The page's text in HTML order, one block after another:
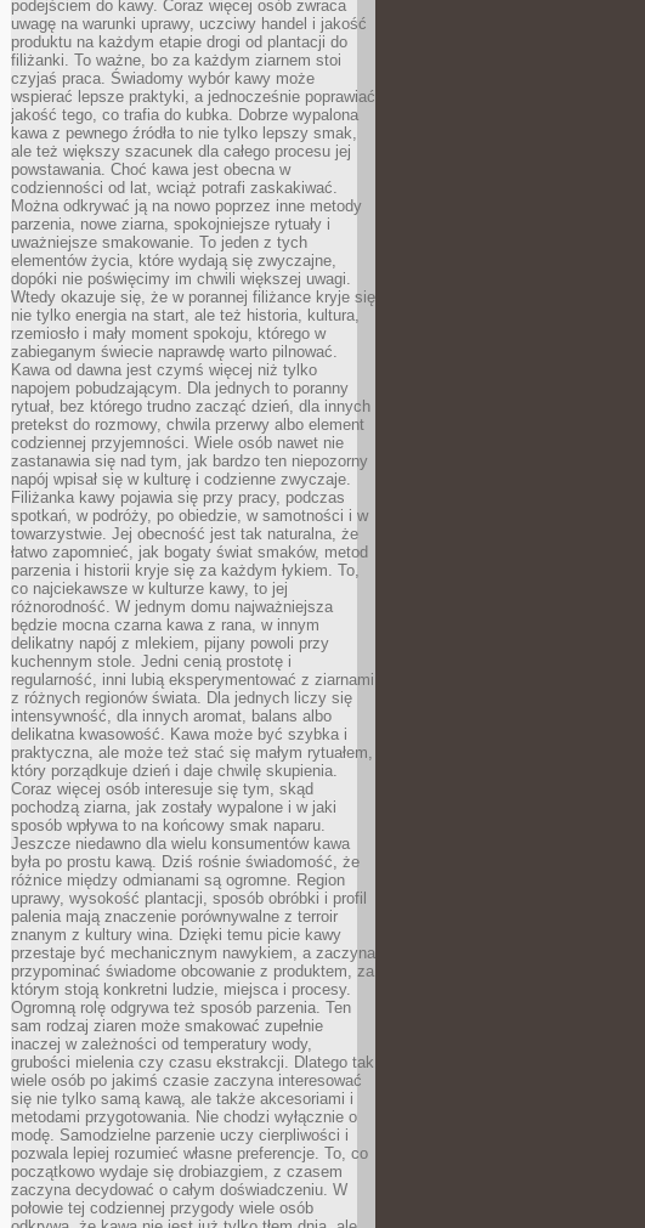
podejściem do kawy. Coraz więcej osób zwraca
uwagę na warunki uprawy, uczciwy handel i jakość
produktu na każdym etapie drogi od plantacji do
filiżanki. To ważne, bo za każdym ziarnem stoi
czyjaś praca. Świadomy wybór kawy może
wspierać lepsze praktyki, a jednocześnie poprawiać
jakość tego, co trafia do kubka. Dobrze wypalona
kawa z pewnego źródła to nie tylko lepszy smak,
ale też większy szacunek dla całego procesu jej
powstawania. Choć kawa jest obecna w
codzienności od lat, wciąż potrafi zaskakiwać.
Można odkrywać ją na nowo poprzez inne metody
parzenia, nowe ziarna, spokojniejsze rytuały i
uważniejsze smakowanie. To jeden z tych
elementów życia, które wydają się zwyczajne,
dopóki nie poświęcimy im chwili większej uwagi.
Wtedy okazuje się, że w porannej filiżance kryje się
nie tylko energia na start, ale też historia, kultura,
rzemiosło i mały moment spokoju, którego w
zabieganym świecie naprawdę warto pilnować.
Kawa od dawna jest czymś więcej niż tylko
napojem pobudzającym. Dla jednych to poranny
rytuał, bez którego trudno zacząć dzień, dla innych
pretekst do rozmowy, chwila przerwy albo element
codziennej przyjemności. Wiele osób nawet nie
zastanawia się nad tym, jak bardzo ten niepozorny
napój wpisał się w kulturę i codzienne zwyczaje.
Filiżanka kawy pojawia się przy pracy, podczas
spotkań, w podróży, po obiedzie, w samotności i w
towarzystwie. Jej obecność jest tak naturalna, że
łatwo zapomnieć, jak bogaty świat smaków, metod
parzenia i historii kryje się za każdym łykiem. To,
co najciekawsze w kulturze kawy, to jej
różnorodność. W jednym domu najważniejsza
będzie mocna czarna kawa z rana, w innym
delikatny napój z mlekiem, pijany powoli przy
kuchennym stole. Jedni cenią prostotę i
regularność, inni lubią eksperymentować z ziarnami
z różnych regionów świata. Dla jednych liczy się
intensywność, dla innych aromat, balans albo
delikatna kwasowość. Kawa może być szybka i
praktyczna, ale może też stać się małym rytuałem,
który porządkuje dzień i daje chwilę skupienia.
Coraz więcej osób interesuje się tym, skąd
pochodzą ziarna, jak zostały wypalone i w jaki
sposób wpływa to na końcowy smak naparu.
Jeszcze niedawno dla wielu konsumentów kawa
była po prostu kawą. Dziś rośnie świadomość, że
różnice między odmianami są ogromne. Region
uprawy, wysokość plantacji, sposób obróbki i profil
palenia mają znaczenie porównywalne z terroir
znanym z kultury wina. Dzięki temu picie kawy
przestaje być mechanicznym nawykiem, a zaczyna
przypominać świadome obcowanie z produktem, za
którym stoją konkretni ludzie, miejsca i procesy.
Ogromną rolę odgrywa też sposób parzenia. Ten
sam rodzaj ziaren może smakować zupełnie
inaczej w zależności od temperatury wody,
grubości mielenia czy czasu ekstrakcji. Dlatego tak
wiele osób po jakimś czasie zaczyna interesować
się nie tylko samą kawą, ale także akcesoriami i
metodami przygotowania. Nie chodzi wyłącznie o
modę. Samodzielne parzenie uczy cierpliwości i
pozwala lepiej rozumieć własne preferencje. To, co
początkowo wydaje się drobiazgiem, z czasem
zaczyna decydować o całym doświadczeniu. W
połowie tej codziennej przygody wiele osób